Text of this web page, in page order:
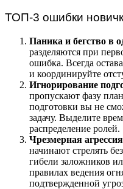
ТОП-3 ошибки
Паника и бегство в
разделяются при
ошибка. Всегда
и координируйте
Игнорирование
пропускают фазу
подготовки вы не
задачу. Выделите
распределение ролей.
Чрезмерная
начинают стрелять
гибели заложников
правилах ведения
подтвержденной